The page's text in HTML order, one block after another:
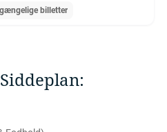
billetter